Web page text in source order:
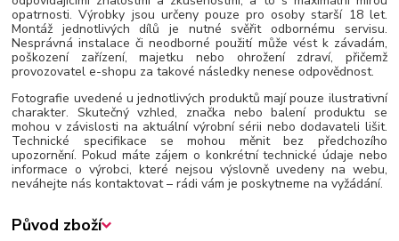
opatrnosti. Výrobky jsou určeny pouze pro osoby starší 18 let.
Montáž jednotlivých dílů je nutné svěřit odbornému servisu.
Nesprávná instalace či neodborné použití může vést k závadám,
poškození zařízení, majetku nebo ohrožení zdraví, přičemž
provozovatel e-shopu za takové následky nenese odpovědnost.
Fotografie uvedené u jednotlivých produktů mají pouze ilustrativní
charakter. Skutečný vzhled, značka nebo balení produktu se
mohou v závislosti na aktuální výrobní sérii nebo dodavateli lišit.
Technické specifikace se mohou měnit bez předchozího
upozornění. Pokud máte zájem o konkrétní technické údaje nebo
informace o výrobci, které nejsou výslovně uvedeny na webu,
neváhejte nás kontaktovat – rádi vám je poskytneme na vyžádání.
Původ zboží